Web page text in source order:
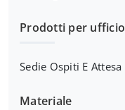
Prodotti per ufficio
Sedie Ospiti E Attesa
Materiale